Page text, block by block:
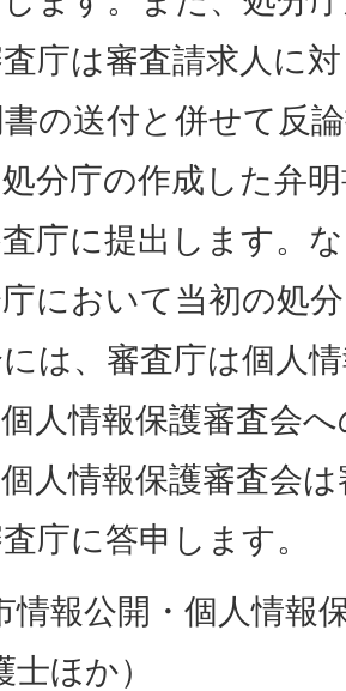
庁は審査請求人に
の送付と併せて反
分庁の作成した弁
庁に提出します。
において当初の処
は、審査庁は個人
人情報保護審査会
人情報保護審査会
庁に答申します。
情報公開・個人情報
士ほか）